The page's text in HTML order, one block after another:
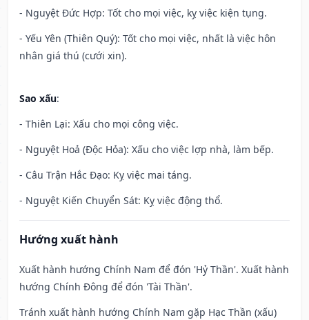
- Nguyệt Đức Hợp: Tốt cho mọi việc, kỵ việc kiện tụng.
- Yếu Yên (Thiên Quý): Tốt cho mọi việc, nhất là việc hôn
nhân giá thú (cưới xin).
Sao xấu:
- Thiên Lại: Xấu cho mọi công việc.
- Nguyệt Hoả (Độc Hỏa): Xấu cho việc lợp nhà, làm bếp.
- Câu Trận Hắc Đạo: Kỵ việc mai táng.
- Nguyệt Kiến Chuyển Sát: Kỵ việc động thổ.
Hướng xuất hành
Xuất hành hướng Chính Nam để đón 'Hỷ Thần'. Xuất hành
hướng Chính Đông để đón 'Tài Thần'.
Tránh xuất hành hướng Chính Nam gặp Hạc Thần (xấu)